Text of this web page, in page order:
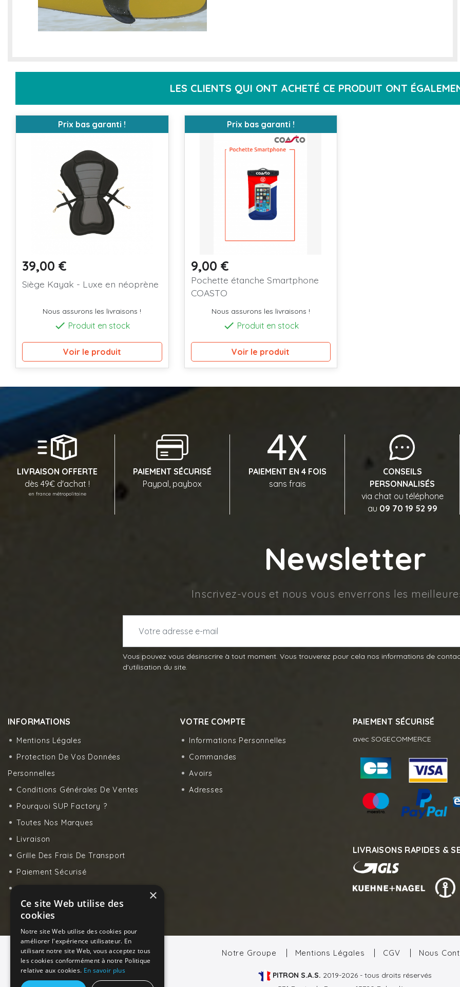
LES CLIENTS QUI ONT ACHETÉ CE PRODUIT ONT
Prix bas garanti !
Prix
39,00 €
Siège Kayak - Luxe en néoprène
Nous assurons les livraisons !
 Produit en stock
Voir le produit
Prix bas garanti !
Prix
9,00 €
Pochette étanche Smartphone
COASTO
Nous assurons les livraisons !
 Produit en stock
Voir le produit
LIVRAISON OFFERTE
dès 49€ d'achat !
en france métropolitaine
PAIEMENT SÉCURISÉ
Paypal, paybox
PAIEMENT EN 4 FOIS
sans frais
CONSEILS
PERSONNALISÉS
via chat ou téléphone
au 09 70 19 52 99
Newsletter
Inscrivez-vous et nous vous enverrons les
Vous pouvez vous désinscrire à tout moment. Vous trouverez pour cela nos informations de
d'utilisation du site.
INFORMATIONS
Mentions Légales
Protection De Vos Données
Personnelles
Conditions Générales De Ventes
Pourquoi SUP Factory ?
Toutes Nos Marques
Livraison
Grille Des Frais De Transport
Paiement Sécurisé
VOTRE COMPTE
Informations Personnelles
Commandes
Avoirs
Adresses
PAIEMENT SÉCURISÉ
avec SOGECOMMERCE
LIVRAISONS RAPIDES &
Notre Groupe Mentions Légales CGV Nous
PITRON S.A.S. 2019-2026 - tous droits réservés
×
Ce site Web utilise des
cookies
Notre site Web utilise des cookies pour
améliorer l'expérience utilisateur. En
utilisant notre site Web, vous acceptez tous
les cookies conformément à notre Politique
relative aux cookies. En savoir plus